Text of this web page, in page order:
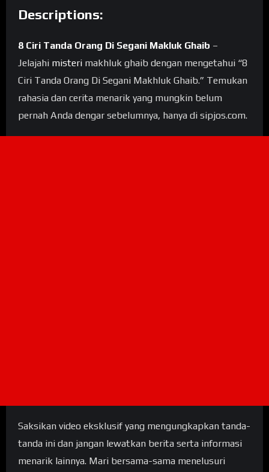
Descriptions:
8 Ciri Tanda Orang Di Segani Makluk Ghaib –
Jelajahi misteri makhluk ghaib dengan mengetahui “8
Ciri Tanda Orang Di Segani Makhluk Ghaib.” Temukan
rahasia dan cerita menarik yang mungkin belum
pernah Anda dengar sebelumnya, hanya di sipjos.com.
Saksikan video eksklusif yang mengungkapkan tanda-
tanda ini dan jangan lewatkan berita serta informasi
menarik lainnya. Mari bersama-sama menelusuri